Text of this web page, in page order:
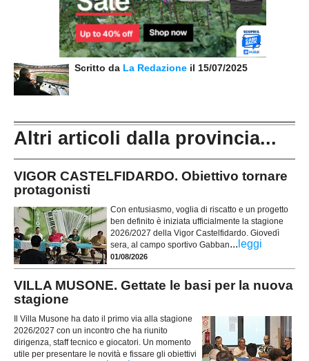
Scritto da La Redazione il 15/07/2025
Altri articoli dalla provincia...
VIGOR CASTELFIDARDO. Obiettivo tornare
protagonisti
Con entusiasmo, voglia di riscatto e un progetto
ben definito è iniziata ufficialmente la stagione
2026/2027 della Vigor Castelfidardo. Giovedì
sera, al campo sportivo Gabban... leggi
01/08/2026
VILLA MUSONE. Gettate le basi per la nuova
stagione
Il Villa Musone ha dato il primo via alla stagione
2026/2027 con un incontro che ha riunito
dirigenza, staff tecnico e giocatori. Un momento
utile per presentare le novità e fissare gli obiettivi